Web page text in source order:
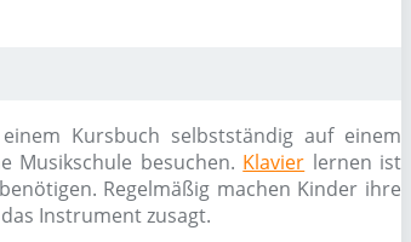
Kursbuch selbstständig auf einem
Musikschule besuchen. Klavier lernen ist
Regelmäßig machen Kinder ihre
Instrument zusagt.